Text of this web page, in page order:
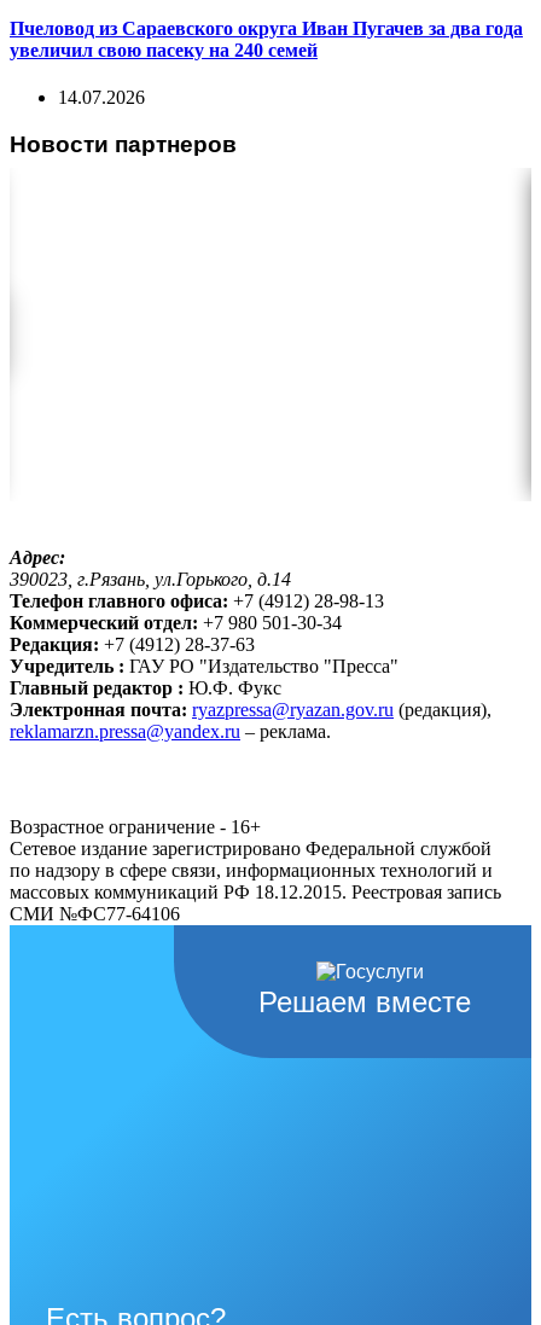
Пчеловод из Сараевского округа Иван Пугачев за два года
увеличил свою пасеку на 240 семей
14.07.2026
Новости партнеров
Адрес:
390023, г.Рязань, ул.Горького, д.14
Телефон главного офиса: +7 (4912) 28-98-13
Коммерческий отдел: +7 980 501-30-34
Редакция: +7 (4912) 28-37-63
Учредитель : ГАУ РО "Издательство "Пресса"
Главный редактор : Ю.Ф. Фукс
Электронная почта: ryazpressa@ryazan.gov.ru (редакция),
reklamarzn.pressa@yandex.ru – реклама.
Возрастное ограничение - 16+
Сетевое издание зарегистрировано Федеральной службой
по надзору в сфере связи, информационных технологий и
массовых коммуникаций РФ 18.12.2015. Реестровая запись
СМИ №ФС77-64106
Решаем вместе
Есть вопрос?